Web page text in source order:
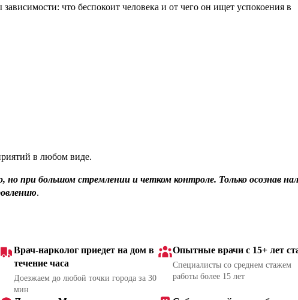
что беспокоит человека и от чего он ищет успокоения в
в любом виде.
но при большом стремлении и четком контроле. Только осознав
.
Врач-нарколог приедет на дом в
течение часа
Доезжаем до любой точки города за 30
мин
Опытные врачи с 15+ лет
Специалисты со среднем стажем
работы более 15 лет